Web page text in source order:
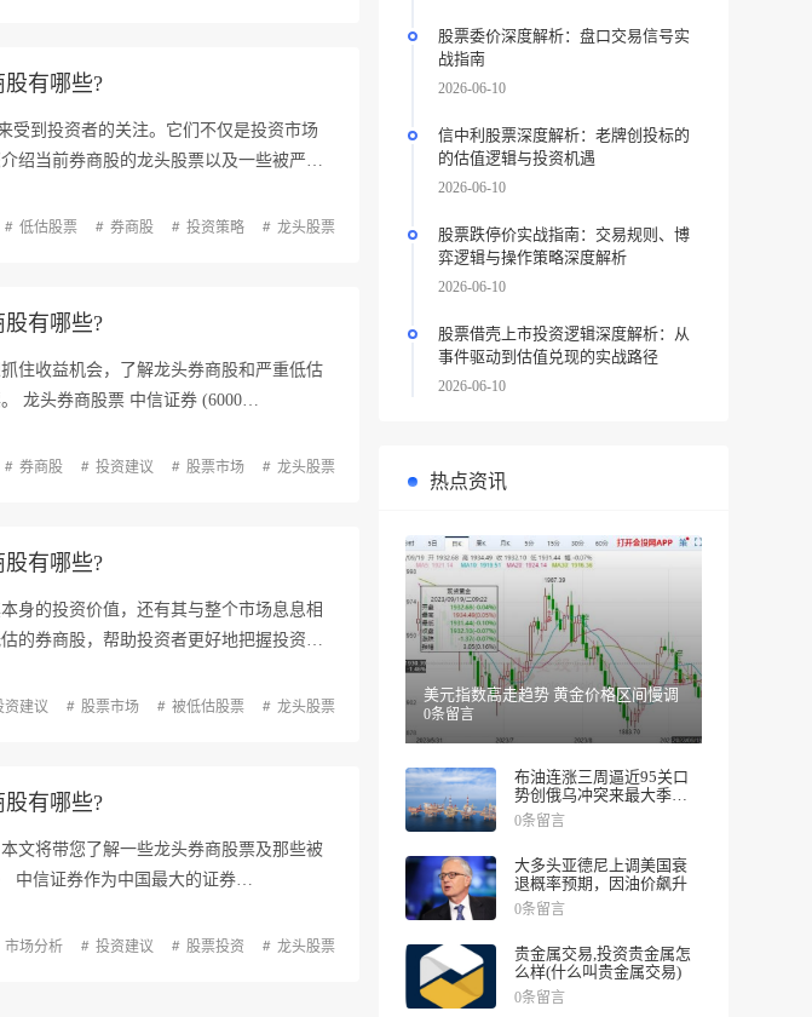
有哪些?
受到投资者的关注。它们不仅是投资市场
绍当前券商股的龙头股票以及一些被严
低估股票 券商股 投资策略 龙头股票
有哪些?
住收益机会，了解龙头券商股和严重低估
龙头券商股票 中信证券 (6000…
券商股 投资建议 股票市场 龙头股票
有哪些?
身的投资价值，还有其与整个市场息息相
的券商股，帮助投资者更好地把握投资
资建议 股票市场 被低估股票 龙头股票
有哪些?
文将带您了解一些龙头券商股票及那些被
中信证券作为中国最大的证券…
市场分析 投资建议 股票投资 龙头股票
股票委价深度解析：盘口交易信号实
战指南
2026-06-10
信中利股票深度解析：老牌创投标的
的估值逻辑与投资机遇
2026-06-10
股票跌停价实战指南：交易规则、博
弈逻辑与操作策略深度解析
2026-06-10
股票借壳上市投资逻辑深度解析：从
事件驱动到估值兑现的实战路径
2026-06-10
热点资讯
美元指数高走趋势 黄金价格区间慢调
0条留言
布油连涨三周逼近95关口
势创俄乌冲突来最大季度
涨幅
0条留言
大多头亚德尼上调美国衰
退概率预期，因油价飙升
0条留言
贵金属交易,投资贵金属怎
么样(什么叫贵金属交易)
0条留言